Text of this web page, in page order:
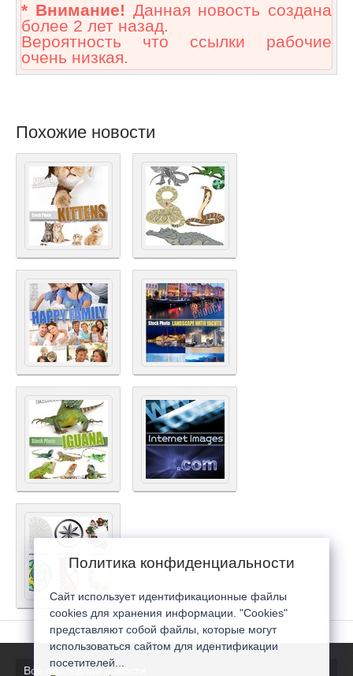
* Внимание! Данная новость создана
более 2 лет назад.
Вероятность что ссылки рабочие
очень низкая.
Похожие новости
Все последние новости
Политика конфиденциальности
Сайт использует идентификационные файлы
cookies для хранения информации. "Cookies"
представляют собой файлы, которые могут
использоваться сайтом для идентификации
посетителей...